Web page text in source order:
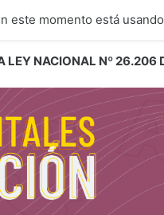
NACIONAL Nº 26.206
este momento está